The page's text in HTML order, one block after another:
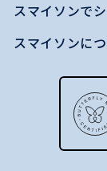
スマイソンで
スマイソンに